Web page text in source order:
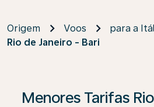
Origem Voos
para a
Rio de Janeiro - Bari
Menores Tarifas
Se não forem encontrados